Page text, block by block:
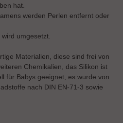
hat.
werden Perlen entfernt oder
umgesetzt.
Materialien, diese sind frei von
Chemikalien, das Silikon ist
für Babys geeignet, es wurde von
nach DIN EN-71-3 sowie